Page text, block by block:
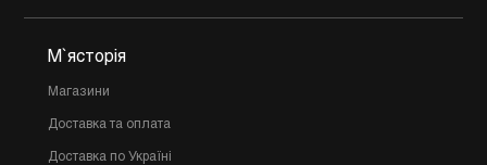
М`ясторія
Магазини
Доставка та оплата
Доставка по Україні